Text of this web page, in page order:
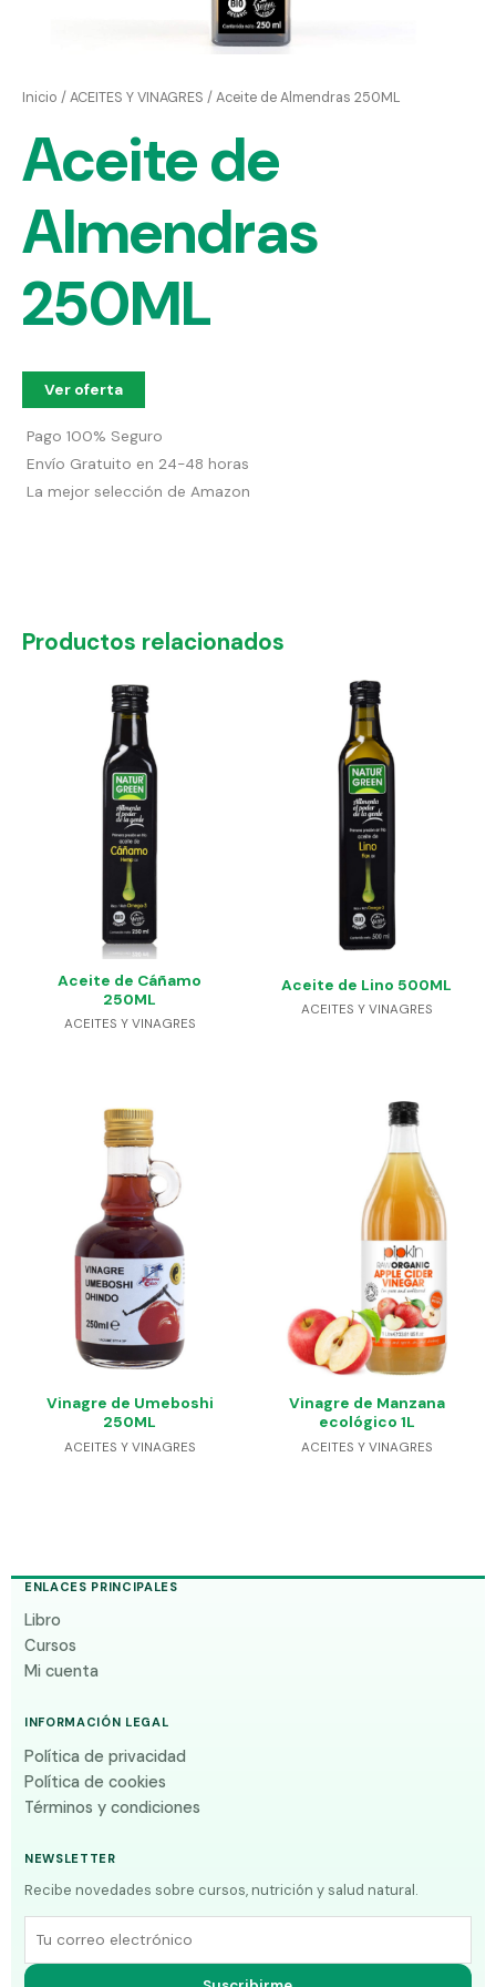
Inicio /ACEITES Y VINAGRES / Aceite de Almendras 250ML
Aceite de
Almendras
250ML
Ver oferta
Pago 100% Seguro
Envío Gratuito en 24-48 horas
La mejor selección de Amazon
Productos relacionados
Aceite de Cáñamo
250ML
ACEITES Y VINAGRES
Aceite de Lino 500ML
ACEITES Y VINAGRES
Vinagre de Umeboshi
250ML
ACEITES Y VINAGRES
Vinagre de Manzana
ecológico 1L
ACEITES Y VINAGRES
ENLACES PRINCIPALES
Libro
Cursos
Mi cuenta
INFORMACIÓN LEGAL
Política de privacidad
Política de cookies
Términos y condiciones
NEWSLETTER
Recibe novedades sobre cursos, nutrición y salud natural.